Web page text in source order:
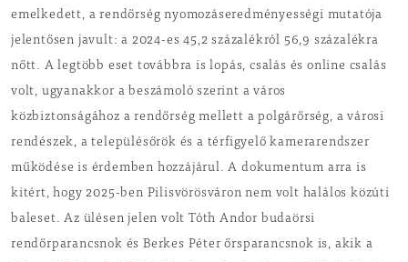
emelkedett, a rendőrség nyomozáseredményességi mutatója
jelentősen javult: a 2024-es 45,2 százalékról 56,9 százalékra
nőtt. A legtöbb eset továbbra is lopás, csalás és online csalás
volt, ugyanakkor a beszámoló szerint a város
közbiztonságához a rendőrség mellett a polgárőrség, a városi
rendészek, a településőrök és a térfigyelő kamerarendszer
működése is érdemben hozzájárul. A dokumentum arra is
kitért, hogy 2025-ben Pilisvörösváron nem volt halálos közúti
baleset. Az ülésen jelen volt Tóth Andor budaörsi
rendőrparancsnok és Berkes Péter őrsparancsnok is, akik a